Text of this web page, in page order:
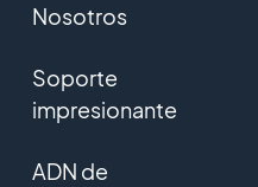
Nosotros
Soporte
impresionante
ADN de